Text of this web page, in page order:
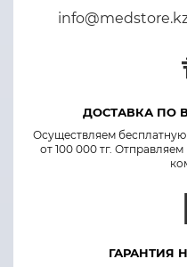
ДОСТАВКА ПО
Осуществляем
от 100 000 тг.
ГАРАНТИЯ